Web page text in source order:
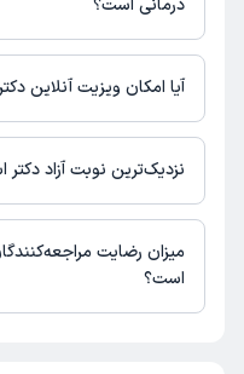
درمانی است؟
دکتر اسماء امیری رباط در مراکز
کلینیک دندانپزشکی شهاب کرمان
آیا امکان ویزیت آنلاین
در حال حاضر اطلاعاتی درباره
دسترس نیست. برای دریافت
نزدیک‌ترین نوبت آزاد
دکتر اسماء امیری رباط از روز یکشنبه 18 مرداد 1405 بیمار جدید
میزان رضایت
است؟